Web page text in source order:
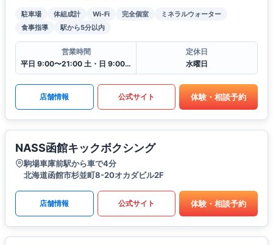
駐車場 体組成計 Wi-Fi 完全個室
ミネラルウォーター
食事指導
駅から5分以内
営業時間
平日 9:00〜21:00 土・日 9:00〜19:00
定休日
水曜日
店舗情報 公式サイト 体験・相談予約
NASS函館キックボクシング
駒場車庫前駅から車で4分
北海道函館市杉並町8-20オカダビル2F
店舗情報 公式サイト 体験・相談予約